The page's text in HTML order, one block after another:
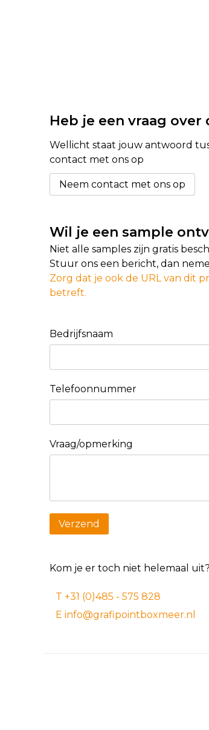
Heb je een vraag
Wellicht staat jouw antwoord
contact met ons op
Neem contact met ons op
Wil je een sample
Niet alle samples zijn gratis
Stuur ons een bericht, dan
Zorg dat je ook de URL van dit
betreft.
Bedrijfsnaam
Telefoonnummer
Vraag/opmerking
Kom je er toch niet helemaal
T +31 (0)485 - 575 828
E info@grafipointboxmeer.nl